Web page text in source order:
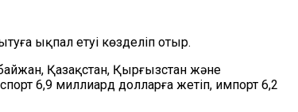
ықпал етуі көзделіп отыр.
Қазақстан, Қырғызстан және
6,9 миллиард долларға жетіп, импорт 6,2